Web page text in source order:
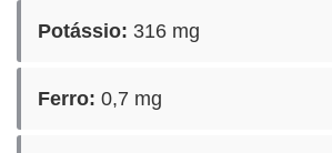
Potássio: 316 mg
Ferro: 0,7 mg